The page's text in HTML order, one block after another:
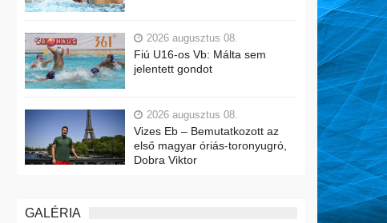
2026 augusztus 08.
Fiú U16-os Vb: Málta sem
jelentett gondot
2026 augusztus 08.
Vizes Eb – Bemutatkozott az
első magyar óriás-toronyugró,
Dobra Viktor
GALÉRIA